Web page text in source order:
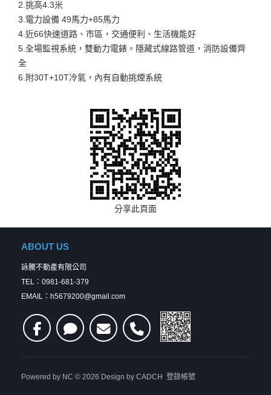
2.挑高4.3米
3.電力設備 49馬力+85馬力
4.近66快速道路、市區，交通便利、生活機能好
5.全場監視系統，雙動力電錶。隱藏式線路管道，消防設備齊
全
6.附30T+10T冷氣，內有自動挑煙系統
分享此頁面
ABOUT US
詠騰不動產有限公司
TEL：0981-681-379
EMAIL：h5679200@gmail.com
Powered by NC © 2026 Design by CADCH 登錄帳號